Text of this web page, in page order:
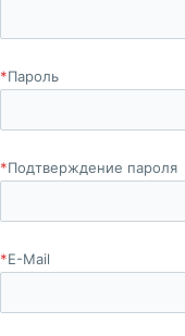
*Пароль
*Подтверждение пароля
*E-Mail